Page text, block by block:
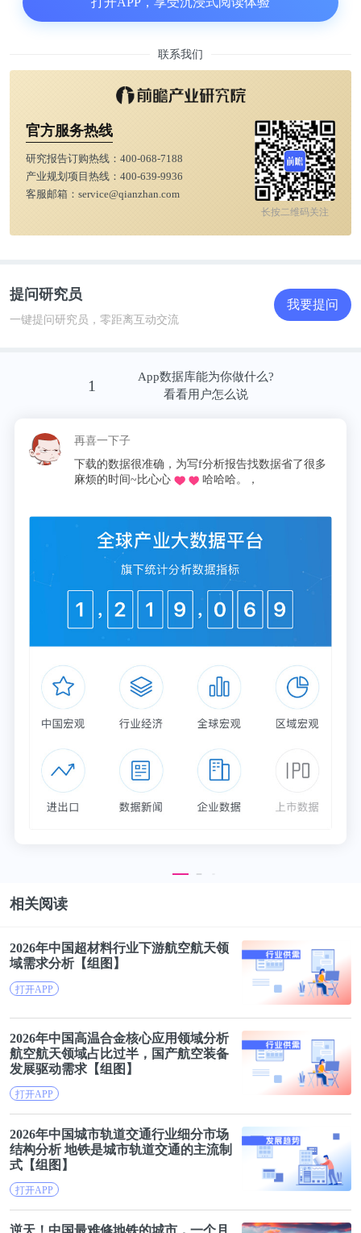
东地区以上海、浙江、江苏为核心，拥有中国商飞
司基地，是中国最重要的航空产业集群之一，因此对
航空涂料的需求量巨大；华北地区以北京、天津为中
心，是国航总部所在地，并拥有众多航空科研院所和
空涂料均有旺盛需求；华南地区以广东广州、深圳为
核心，是南航总部所在地，航空维修（MRO）产业
更多本行业研究分析详见前瞻产业研究院《中国航空
涂料行业发展前景与投资预测分析报告》。
同时前瞻产业研究院还提供产业大数据、产业研究报
告、产业规划、园区规划、产业招商、产业图谱、智
慧招商系统、IPO募投可研、IPO业务与技术撰写、
IPO工作底稿咨询等解决方案。
在招股说明书、公司年度报告等任何公开信息披露中
联系我们
官方服务热线
研究报告订购热线： 400-068-7188
产业规划项目热线： 400-639-9936
客服邮箱： service@qianzhan.com
长按二维码关注
提问研究员
一键提问研究员，零距离互动交流
我要提问
1
App数据库能为你做什么?
看看用户怎么说
再喜一下子
下载的数据很准确，为写f分析报告找数据省了很多
麻烦的时间~比心心
哈哈哈。，
相关阅读
2026年中国超材料行业下游航空航天领
域需求分析【组图】
打开APP
2026年中国高温合金核心应用领域分析
航空航天领域占比过半，国产航空装备
发展驱动需求【组图】
打开APP
2026年中国城市轨道交通行业细分市场
结构分析地铁是城市轨道交通的主流制
式【组图】
打开APP
逆天！中国最难修地铁的城市，一个月